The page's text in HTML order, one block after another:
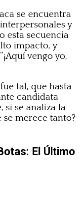
se encuentra
y
esta secuencia
impacto, y
vengo yo,
fue tal, que hasta
candidata
si se analiza la
merece tanto?
El Último